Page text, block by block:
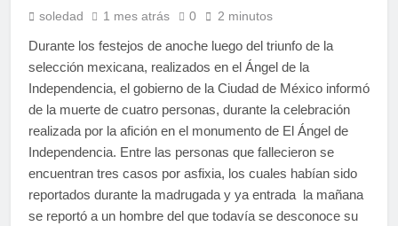
soledad 1 mes atrás 0 2 minutos
Durante los festejos de anoche luego del triunfo de la
selección mexicana, realizados en el Ángel de la
Independencia, el gobierno de la Ciudad de México informó
de la muerte de cuatro personas, durante la celebración
realizada por la afición en el monumento de El Ángel de
Independencia. Entre las personas que fallecieron se
encuentran tres casos por asfixia, los cuales habían sido
reportados durante la madrugada y ya entrada la mañana
se reportó a un hombre del que todavía se desconoce su